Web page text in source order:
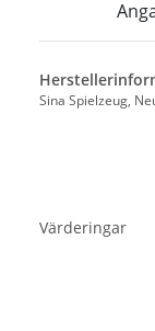
Sina Spielzeug,
Värderingar